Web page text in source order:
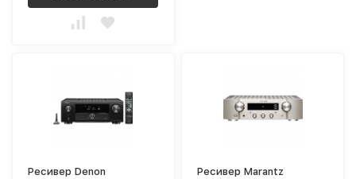
Ресивер Denon
Ресивер Marantz